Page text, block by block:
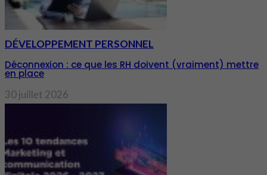
DÉVELOPPEMENT PERSONNEL
Déconnexion : ce que les RH doivent (vraiment) mettre
en place
30 juillet 2026